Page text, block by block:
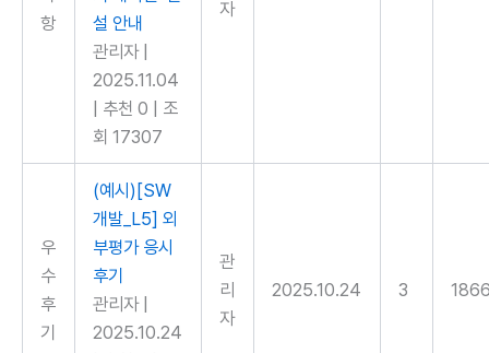
항
설 안내
관리자
2025.11.04
추천 0
조
회 17307
자
우
수
후
기
(예시)[SW
개발_L5] 외
부평가 응시
후기
관리자
2025.10.24
관
리
자
2025.10.24 3